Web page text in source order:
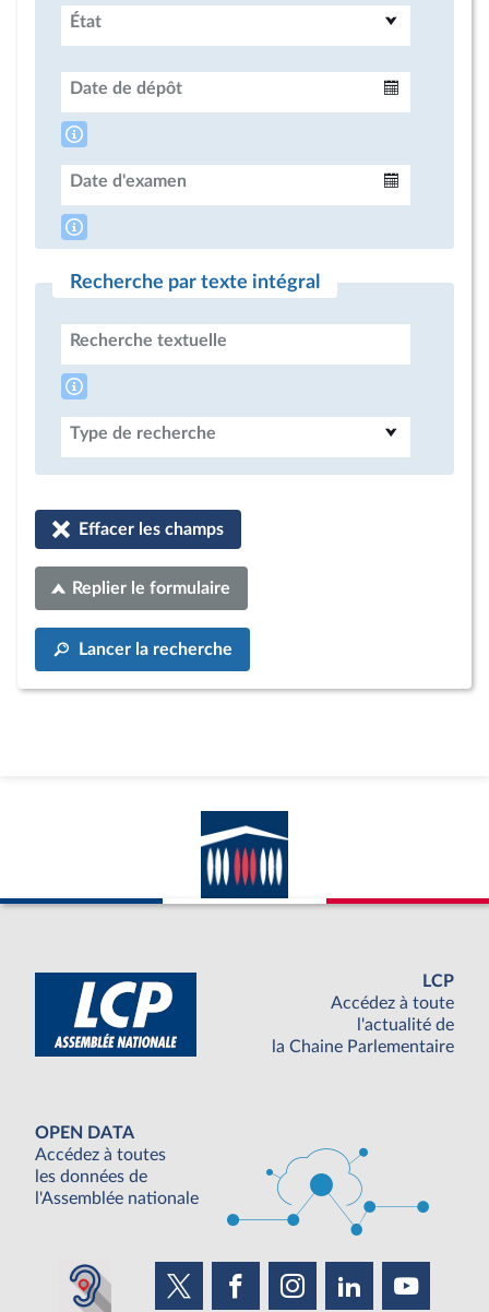
État
Date de dépôt
Date d'examen
Recherche par texte intégral
Recherche textuelle
Type de recherche
Effacer les champs
Replier le formulaire
Lancer la recherche
LCP
Accédez à toute
l'actualité de
la Chaine Parlementaire
OPEN DATA
Accédez à toutes
les données de
l'Assemblée nationale